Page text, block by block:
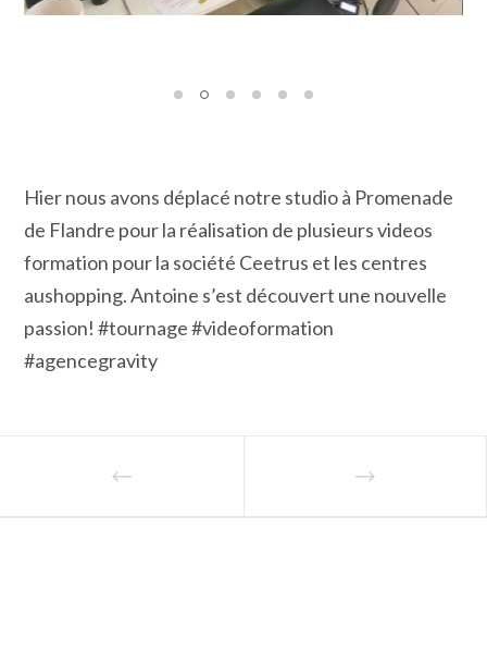
Hier nous avons déplacé notre studio à Promenade
de Flandre pour la réalisation de plusieurs videos
formation pour la société Ceetrus et les centres
aushopping. Antoine s’est découvert une nouvelle
passion! #tournage #videoformation
#agencegravity